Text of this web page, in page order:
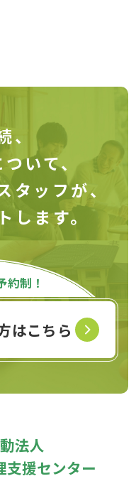
にのみ利用します。
た連絡
や勧誘目的で利用す
で、個人情報を外部
かつ適切な安全管理
いて開示、訂正、削
、
いて、
タッフが、
します。
約制！
はこちら
法人
支援センター